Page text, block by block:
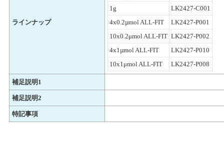
ラインナップ
1g
LK2427-C001
4x0.2µmol ALL-FIT
LK2427-P001
10x0.2μmol ALL-FIT LK2427-P002
4x1µmol ALL-FIT
LK2427-P010
10x1μmol ALL-FIT
LK2427-P008
補足説明1
補足説明2
特記事項